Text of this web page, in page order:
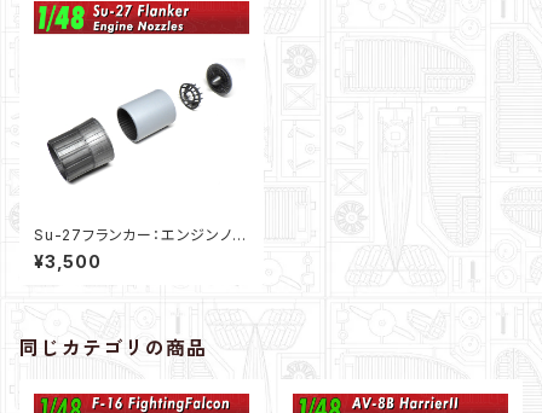
Su-27フランカー：エンジンノズ
ル（1/48）
¥3,500
同じカテゴリの商品